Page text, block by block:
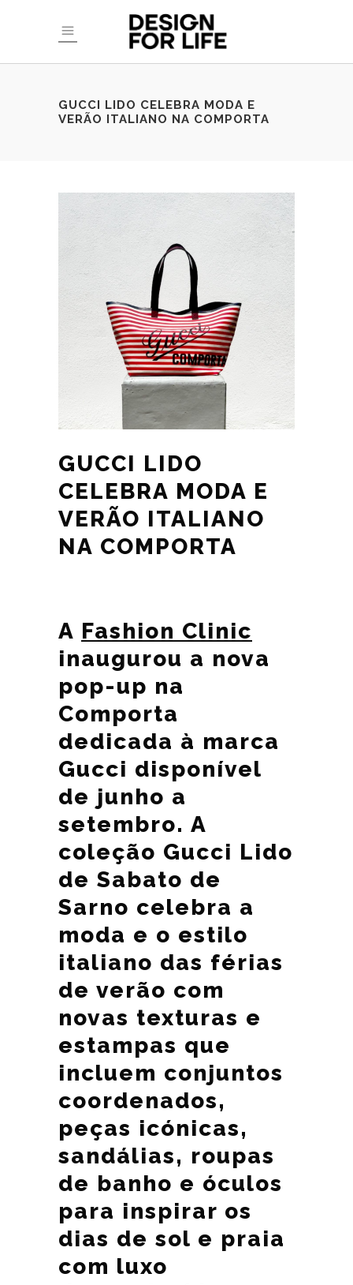
GUCCI LIDO CELEBRA MODA E
VERÃO ITALIANO NA COMPORTA
GUCCI LIDO
CELEBRA MODA E
VERÃO ITALIANO
NA COMPORTA
A Fashion Clinic
inaugurou a nova
pop-up na
Comporta
dedicada à marca
Gucci disponível
de junho a
setembro. A
coleção Gucci Lido
de Sabato de
Sarno celebra a
moda e o estilo
italiano das férias
de verão com
novas texturas e
estampas que
incluem conjuntos
coordenados,
peças icónicas,
sandálias, roupas
de banho e óculos
para inspirar os
dias de sol e praia
com luxo